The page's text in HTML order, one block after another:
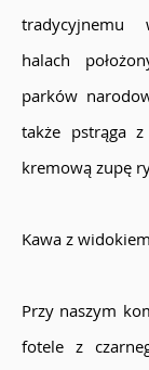
halach
parków
także pstrąga
kremową zupę
Kawa z widokiem
Przy naszym
fotele z